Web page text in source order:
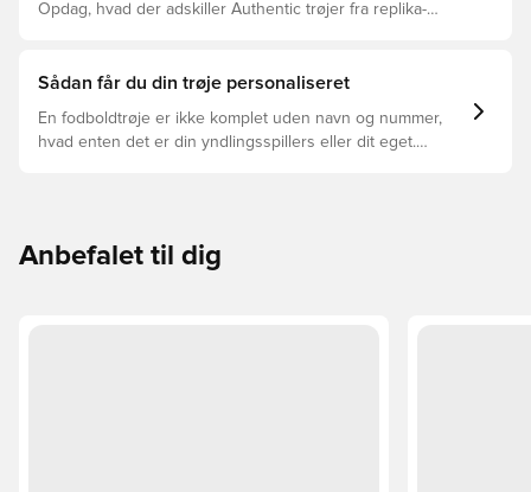
Opdag, hvad der adskiller Authentic trøjer fra replika-
Sådan får du din trøje personaliseret
En fodboldtrøje er ikke komplet uden navn og nummer,
hvad enten det er din yndlingsspillers eller dit eget.
Anbefalet til dig